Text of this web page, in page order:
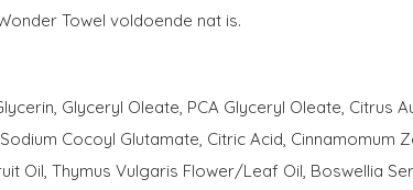
Towel voldoende nat is.
Glyceryl Oleate, PCA Glyceryl Oleate,
Cocoyl Glutamate, Citric Acid,
Oil, Thymus Vulgaris Flower/Leaf Oil, Boswellia